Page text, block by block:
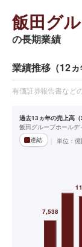
飯田グ
の長期業績
業績推移（12
有価証券報告書など
過去13ヵ年の売上高
飯田グループホールデ
連結
単位： 億